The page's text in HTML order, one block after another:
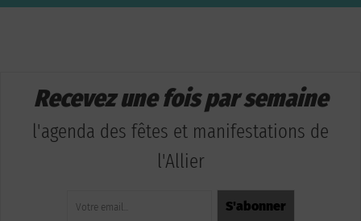
Recevez une fois par semaine
l'agenda des fêtes et manifestations de
l'Allier